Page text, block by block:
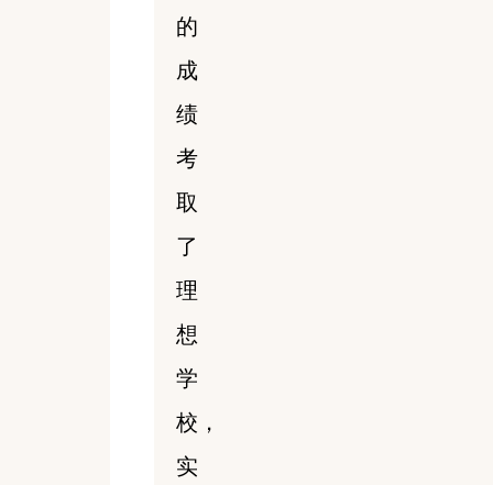
的
成
绩
考
取
了
理
想
学
校，
实